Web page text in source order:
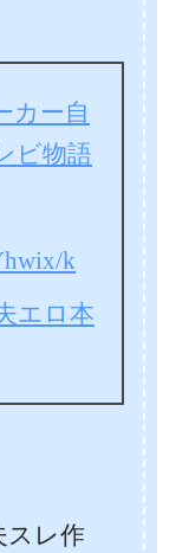
カー自
ビ物語
k
エロ本
スレ作